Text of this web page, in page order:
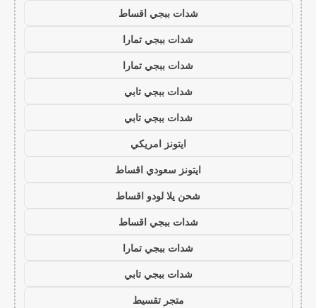
شدات ببجي اقساط
شدات ببجي تمارا
شدات ببجي تمارا
شدات ببجي تابي
شدات ببجي تابي
ايتونز امريكي
ايتونز سعودي اقساط
شحن يلا لودو اقساط
شدات ببجي اقساط
شدات ببجي تمارا
شدات ببجي تابي
متجر تقسيط